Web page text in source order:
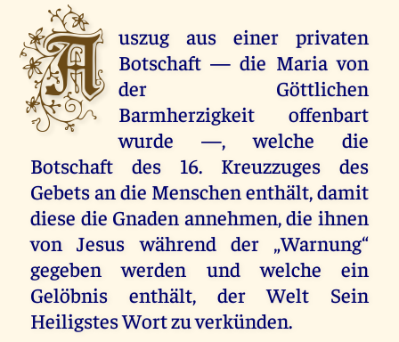
A uszug aus einer privaten
Botschaft — die Maria von
der Göttlichen
Barmherzigkeit offenbart
wurde —, welche die
Botschaft des 16. Kreuzzuges des
Gebets an die Menschen enthält, damit
diese die Gnaden annehmen, die ihnen
von Jesus während der „Warnung“
gegeben werden und welche ein
Gelöbnis enthält, der Welt Sein
Heiligstes Wort zu verkünden.